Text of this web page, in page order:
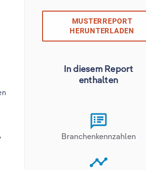
MUSTERREPORT
HERUNTERLADEN
In diesem Report
enthalten
Branchenkennzahlen